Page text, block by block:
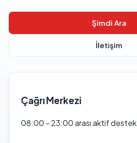
Şimdi Ara
İletişim
Çağrı Merkezi
08:00 - 23:00 arası aktif destek